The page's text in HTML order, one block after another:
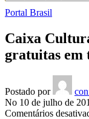
Portal Brasil
Caixa
gratuitas em
Postado por
No 10 de julho de
Comentários